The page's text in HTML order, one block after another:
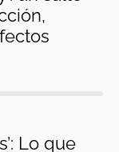
Lo que